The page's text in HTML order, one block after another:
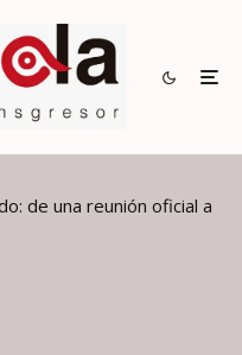
de una reunión oficial a